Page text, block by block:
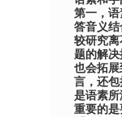
第一，
答音义
较研究
题的解
也会拓
言，还
是语素
重要的是